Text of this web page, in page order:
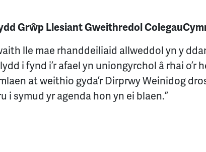
Grŵp Llesiant Gweithredol
lle mae rhanddeiliaid allweddol yn y
i fynd i’r afael yn uniongyrchol â rhai o’r
at weithio gyda’r Dirprwy Weinidog
i symud yr agenda hon yn ei blaen.”